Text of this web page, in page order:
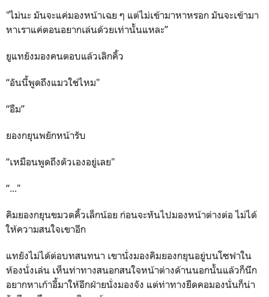
"ไม่นะ มันจะแค่มองหน้าเฉย ๆ แต่ไม่เข้ามาหาหรอก มันจะเข้ามา
หาเราแค่ตอนอยากเล่นด้วยเท่านั้นแหละ”
ยูแทยังมองคนตอบแล้วเลิกคิ้ว
“อันนี้พูดถึงแมวใช่ไหม"
“อืม”
ยองกยุนพยักหน้ารับ
“เหมือนพูดถึงตัวเองอยู่เลย"
“..."
คิมยองกยุนขมวดคิ้วเล็กน้อย ก่อนจะหันไปมองหน้าต่างต่อ ไม่ได้
ให้ความสนใจเขาอีก
แทยังไม่ได้ต่อบทสนทนา เขานั่งมองคิมยองกยุนอยู่บนโซฟาใน
ห้องนั่งเล่น เห็นท่าทางสนอกสนใจหน้าต่างด้านนอกนั้นแล้วก็นึก
อยากหาเก้าอี้มาให้อีกฝ่ายนั่งมองจัง แต่ท่าทางยืดคอมองนั่นก็น่า